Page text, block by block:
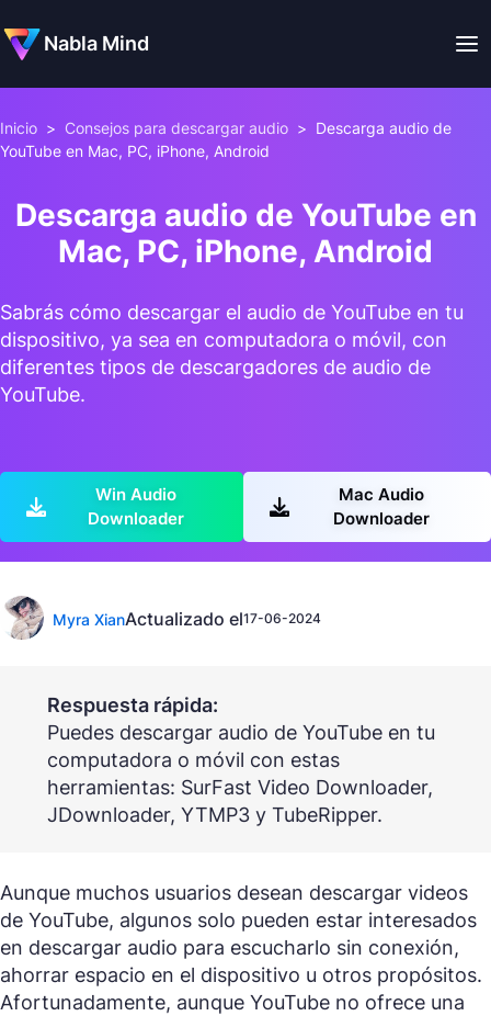
Nabla Mind
Inicio > Consejos para descargar audio > Descarga audio de
YouTube en Mac, PC, iPhone, Android
Descarga audio de YouTube en
Mac, PC, iPhone, Android
Sabrás cómo descargar el audio de YouTube en tu
dispositivo, ya sea en computadora o móvil, con
diferentes tipos de descargadores de audio de
YouTube.
Win Audio
Downloader
Mac Audio
Downloader
Myra XianActualizado el17-06-2024
Respuesta rápida:
Puedes descargar audio de YouTube en tu
computadora o móvil con estas
herramientas: SurFast Video Downloader,
JDownloader, YTMP3 y TubeRipper.
Aunque muchos usuarios desean descargar videos
de YouTube, algunos solo pueden estar interesados
en descargar audio para escucharlo sin conexión,
ahorrar espacio en el dispositivo u otros propósitos.
Afortunadamente, aunque YouTube no ofrece una